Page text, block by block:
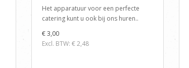
Het apparatuur voor een perfecte
catering kunt u ook bij ons huren..
€ 3,00
Excl. BTW: € 2,48